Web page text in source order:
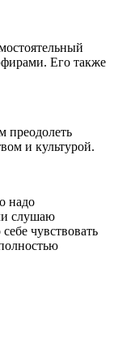
Его также
преодолеть
и культурой.
надо
слушаю
чувствовать